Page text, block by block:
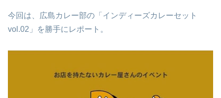
今回は、広島カレー部の「インディーズカレーセット
vol.02」を勝手にレポート。